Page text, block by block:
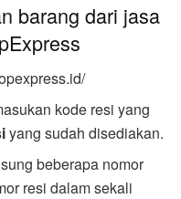
barang dari jasa
kode resi yang
yang sudah disediakan.
beberapa nomor
resi dalam sekali